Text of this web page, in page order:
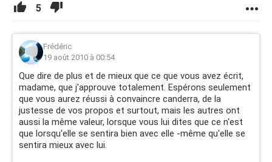
5
Frédéric
19 août 2010 à 00:54
Que dire de plus et de mieux que ce que vous avez écrit,
madame, que j'approuve totalement. Espérons seulement
que vous aurez réussi à convaincre canderra, de la
justesse de vos propos et surtout, mais les autres ont
aussi la même valeur, lorsque vous lui dites que ce n'est
que lorsqu'elle se sentira bien avec elle -même qu'elle se
sentira mieux avec lui.